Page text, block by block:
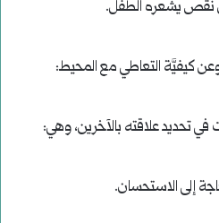
نقص يشعره الطفل.
وعن كيفيَّة التعاطي مع المحيط:
في تحديد علاقته بالآخرين، وهي:
إلى الاستحسان.